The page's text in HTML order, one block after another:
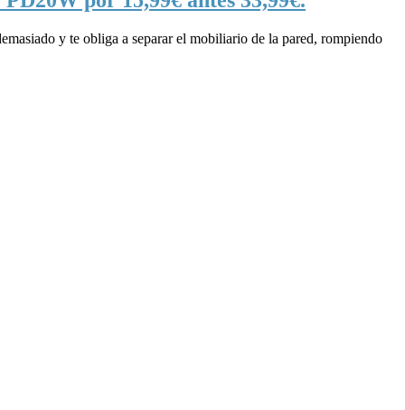
y te obliga a separar el mobiliario de la pared, rompiendo